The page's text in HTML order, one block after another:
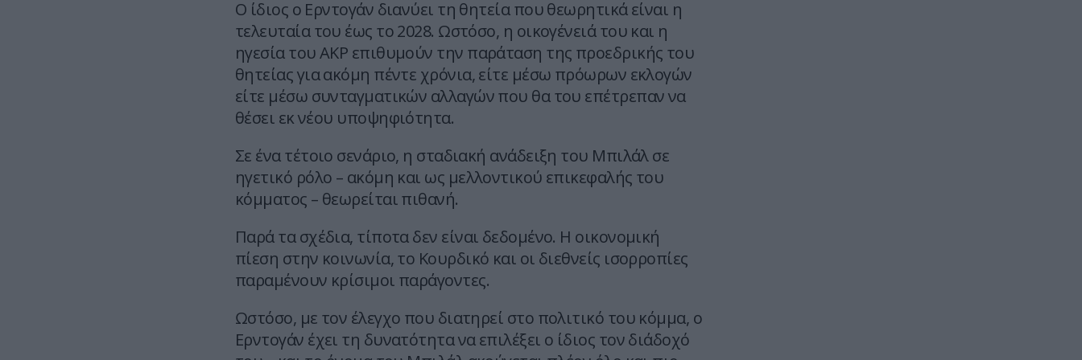
Ο ίδιος ο Ερντογάν διανύει τη θητεία που θεωρητικά είναι η
τελευταία του έως το 2028. Ωστόσο, η οικογένειά του και η
ηγεσία του AKP επιθυμούν την παράταση της προεδρικής του
θητείας για ακόμη πέντε χρόνια, είτε μέσω πρόωρων εκλογών
είτε μέσω συνταγματικών αλλαγών που θα του επέτρεπαν να
θέσει εκ νέου υποψηφιότητα.
Σε ένα τέτοιο σενάριο, η σταδιακή ανάδειξη του Μπιλάλ σε
ηγετικό ρόλο – ακόμη και ως μελλοντικού επικεφαλής του
κόμματος – θεωρείται πιθανή.
Παρά τα σχέδια, τίποτα δεν είναι δεδομένο. Η οικονομική
πίεση στην κοινωνία, το Κουρδικό και οι διεθνείς ισορροπίες
παραμένουν κρίσιμοι παράγοντες.
Ωστόσο, με τον έλεγχο που διατηρεί στο πολιτικό του κόμμα, ο
Ερντογάν έχει τη δυνατότητα να επιλέξει ο ίδιος τον διάδοχό